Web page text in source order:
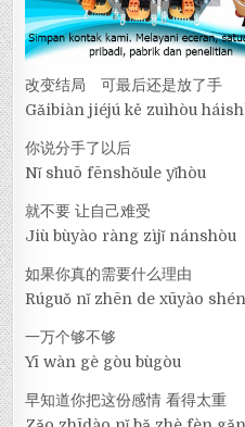
改变结局 可最后还是放了手
Gǎibiàn jiéjú kě zuìhòu
你说分手了以后
Nǐ shuō fēnshǒule yǐhòu
就不要 让自己难受
Jiù bùyào ràng zìjǐ nánshòu
如果你真的需要什么理由
Rúguǒ nǐ zhēn de xūyào
一万个够不够
Yī wàn gè gòu bùgòu
早知道你把这份感情 看得太重